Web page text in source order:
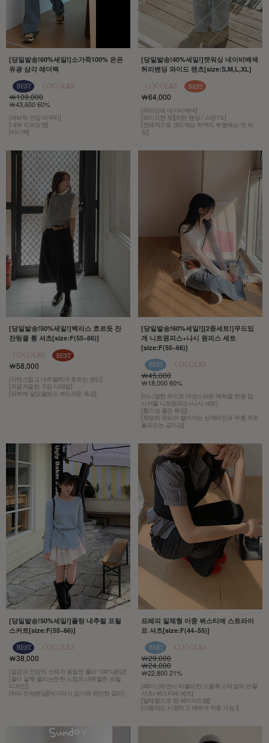
[당일발송!60%세일!]소가죽100% 은은
유광 삼각 레더백
￦109,000
￦43,600 60%
[패브릭 안감 마무리]
[내부 지퍼포켓]
[이너백]
[당일발송!40%세일!]캣워싱 네이비배색
허리밴딩 와이드 팬츠[size:S,M,L,XL]
￦64,000
[허리단에 네이비배색]
[와이드한 핏][히든 밴딩 / 스판1%]
[전체적으로 샌드워싱 허벅지 부분에는 캣 워
싱]
[당일발송!50%세일!]백리스 흐르듯 잔
잔링클 롱 셔츠[size:F(55~66)]
￦58,000
[자연스럽고 내추럴하게 흐르는 원단]
[자글자글한 구김 디테일]
[피부에 닿았을때도 부드러운 촉감]
[당일발송!60%세일!][2종세트!]무드있
게 니트원피스+나시 원피스 세트
[size:F(55~66)]
￦45,000
￦18,000 60%
[미니멀한 무드로 여성스러운 매력을 한층 업
시켜줄 니트원피스+나시 세트]
[통기성 좋은 짜임]
[적당히 핏되어 떨어지는 상체라인과 무릎 위로
올라오는 길이감]
[당일발송!50%세일!]플랑 내추럴 프릴
스커트[size:F(55~66)]
￦38,000
[겉감과 안감의 소재가 동일한 폴리 100%원단]
[올이 살짝 풀리는듯한 느낌의 내추럴한 프릴
디자인]
[허리 전체밴딩][여기저기 입기에 편안한 길이]
프레피 일체형 이중 뷔스티에 스트라이
프 셔츠[size:F(44~55)]
￦29,000
￦24,000
￦22,800 21%
[페미닌하면서 러블리한 스쿨룩 스타일의 반팔
셔츠+뷔스티에 세트]
[일체형으로 된 레이어드템]
[여름에도 시원하고 예쁘게 착용 가능:)]